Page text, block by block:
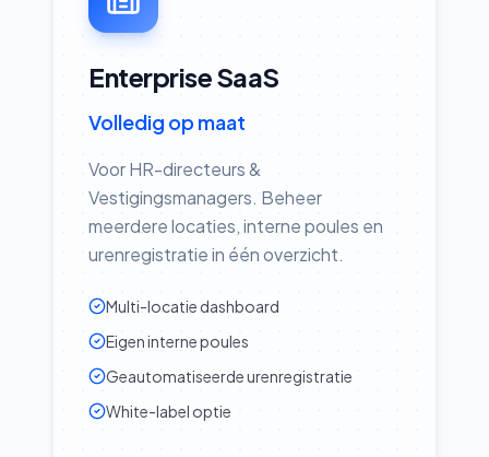
Enterprise SaaS
Volledig op maat
Voor HR-directeurs &
Vestigingsmanagers. Beheer
meerdere locaties, interne poules en
urenregistratie in één overzicht.
Multi-locatie dashboard
Eigen interne poules
Geautomatiseerde urenregistratie
White-label optie